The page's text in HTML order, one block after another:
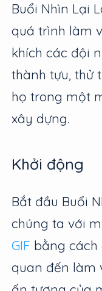
Buổi Nhìn Lại
quá trình làm
khích các đội
thành tựu, thử
họ trong một
xây dựng.
Khởi động
Bắt đầu Buổi
chúng ta với
GIF bằng cách
quan đến làm